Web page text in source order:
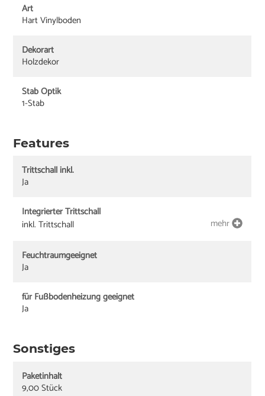
Art
Hart Vinylboden
Dekorart
Holzdekor
Stab Optik
1-Stab
Features
Trittschall inkl.
Ja
Integrierter Trittschall
inkl. Trittschall
mehr
Feuchtraumgeeignet
Ja
für Fußbodenheizung geeignet
Ja
Sonstiges
Paketinhalt
9,00 Stück